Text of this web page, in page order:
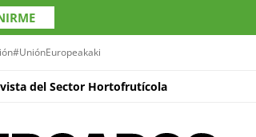
#UniónEuropeakaki
del Sector Hortofrutícola